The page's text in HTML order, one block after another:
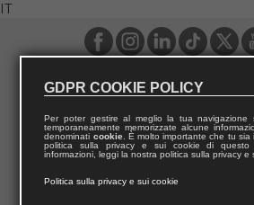
IT
GDPR COOKIE POLICY
Per poter gestire al meglio la tua navigazione
temporaneamente memorizzate alcune
denominati cookie. È molto importante che tu sia
politica sulla privacy e sui cookie di questo
informazioni, leggi la nostra politica sulla privacy e
Politica sulla privacy e sui cookie